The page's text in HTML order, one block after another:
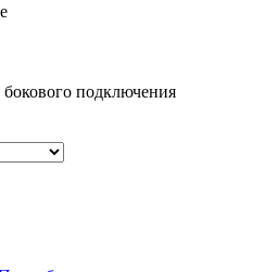
бокового подключения